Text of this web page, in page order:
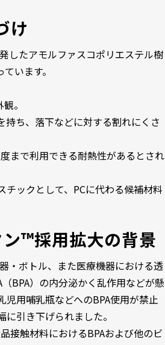
け
したアモルファスコポリエステル樹
います。
。
持ち、落下などに対する割れにくさ
まで利用できる耐熱性があるとされ
ックとして、PCに代わる候補材料
™採用拡大の背景
・ボトル、また医療機器における透
BPA）の内分泌かく乱作用などが懸
用哺乳瓶などへのBPA使用が禁止
引き下げられました。
接触材料におけるBPAおよび他のビ